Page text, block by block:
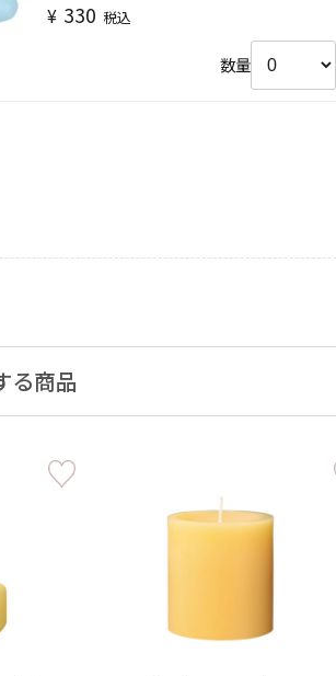
アウトドアキャンドル
クセサリ・小物
¥ 330 税込
数量
る商品